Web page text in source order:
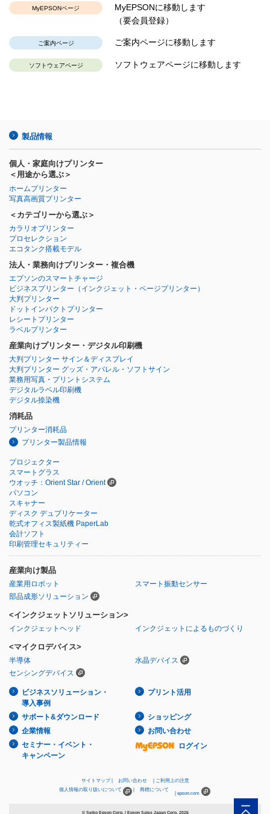
MyEPSONページ
MyEPSONに移動します
（要会員登録）
ご案内ページ ご案内ページに移動します
ソフトウェアページ ソフトウェアページに移動します
製品情報
個人・家庭向けプリンター
＜用途から選ぶ＞
ホームプリンター
写真高画質プリンター
＜カテゴリーから選ぶ＞
カラリオプリンター
プロセレクション
エコタンク搭載モデル
法人・業務向けプリンター・複合機
エプソンのスマートチャージ
ビジネスプリンター （インクジェット・ページプリンター）
大判プリンター
ドットインパクトプリンター
レシートプリンター
ラベルプリンター
産業向けプリンター・デジタル印刷機
大判プリンター サイン＆ディスプレイ
大判プリンター グッズ・アパレル・ソフトサイン
業務用写真・プリントシステム
デジタルラベル印刷機
デジタル捺染機
消耗品
プリンター消耗品
プリンター製品情報
プロジェクター
スマートグラス
ウオッチ：Orient Star / Orient
パソコン
スキャナー
ディスク デュプリケーター
乾式オフィス製紙機 PaperLab
会計ソフト
印刷管理セキュリティー
産業向け製品
産業用ロボット
スマート振動センサー
部品成形ソリューション
<インクジェットソリューション>
インクジェットヘッド インクジェットによるものづくり
<マイクロデバイス>
半導体
水晶デバイス
センシングデバイス
ビジネスソリューション・
導入事例
プリント活用
サポート&ダウンロード
ショッピング
企業情報
お問い合わせ
セミナー・イベント・
キャンペーン
ログイン
サイトマップ お問い合わせ
ご利用上の注意
個人情報の取り扱いについて
商標について
epson.com
© Seiko Epson Corp. / Epson Sales Japan Corp. 2026